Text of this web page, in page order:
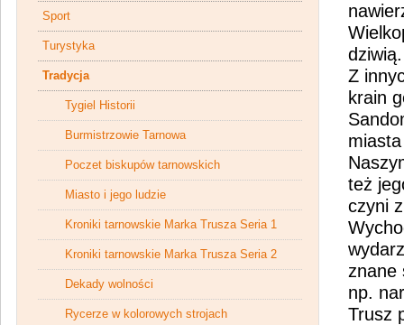
dziwią.
Z
krain
też
czyni
znane
np.
Trusz
Sport
Turystyka
Tradycja
Tygiel Historii
Burmistrzowie Tarnowa
Poczet biskupów tarnowskich
Miasto i jego ludzie
Kroniki tarnowskie Marka Trusza Seria 1
Kroniki tarnowskie Marka Trusza Seria 2
Dekady wolności
Rycerze w kolorowych strojach